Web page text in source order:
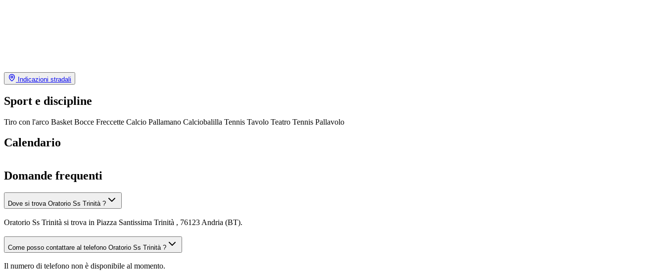
Indicazioni stradali
Sport e discipline
Tiro con l'arco Basket Bocce Freccette Calcio Pallamano Calciobalilla Tennis Tavolo Teatro Tennis Pallavolo
Calendario
Domande frequenti
Dove si trova Oratorio Ss Trinità ?
Oratorio Ss Trinità si trova in Piazza Santissima Trinità , 76123 Andria (BT).
Come posso contattare al telefono Oratorio Ss Trinità ?
Il numero di telefono non è disponibile al momento.